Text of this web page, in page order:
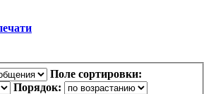
Поле сортировки:
Порядок: